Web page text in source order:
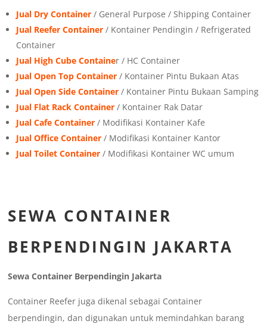
Jual Dry Container / General Purpose / Shipping Container
Jual Reefer Container / Kontainer Pendingin / Refrigerated
Container
Jual High Cube Container / HC Container
Jual Open Top Container / Kontainer Pintu Bukaan Atas
Jual Open Side Container / Kontainer Pintu Bukaan Samping
Jual Flat Rack Container / Kontainer Rak Datar
Jual Cafe Container / Modifikasi Kontainer Kafe
Jual Office Container / Modifikasi Kontainer Kantor
Jual Toilet Container / Modifikasi Kontainer WC umum
SEWA CONTAINER
BERPENDINGIN JAKARTA
Sewa Container Berpendingin Jakarta
Container Reefer juga dikenal sebagai Container
berpendingin, dan digunakan untuk memindahkan barang